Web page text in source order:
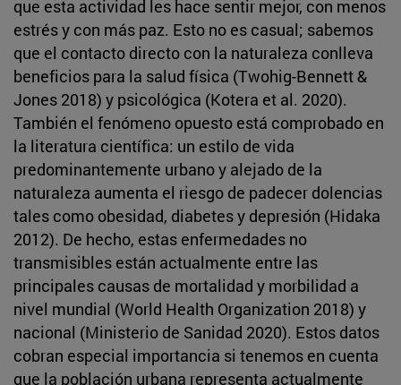
que esta actividad les hace sentir mejor, con menos
estrés y con más paz. Esto no es casual; sabemos
que el contacto directo con la naturaleza conlleva
beneficios para la salud física (Twohig-Bennett &
Jones 2018) y psicológica (Kotera et al. 2020).
También el fenómeno opuesto está comprobado en
la literatura científica: un estilo de vida
predominantemente urbano y alejado de la
naturaleza aumenta el riesgo de padecer dolencias
tales como obesidad, diabetes y depresión (Hidaka
2012). De hecho, estas enfermedades no
transmisibles están actualmente entre las
principales causas de mortalidad y morbilidad a
nivel mundial (World Health Organization 2018) y
nacional (Ministerio de Sanidad 2020). Estos datos
cobran especial importancia si tenemos en cuenta
que la población urbana representa actualmente